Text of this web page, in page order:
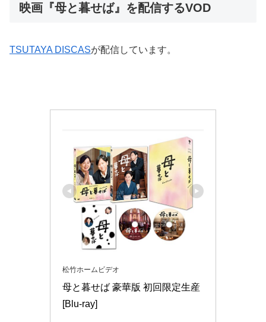
映画『母と暮せば』を配信するVOD
TSUTAYA DISCASが配信しています。
松竹ホームビデオ
母と暮せば 豪華版 初回限定生産
[Blu-ray]